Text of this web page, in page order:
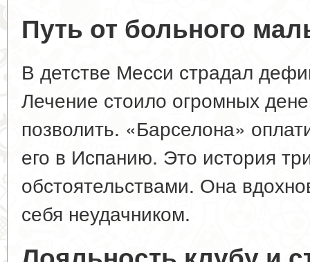
Путь от больного
В детстве Месси страдал
Лечение стоило огромных
позволить. «Барселона»
его в Испанию. Это история
обстоятельствами. Она
себя неудачником.